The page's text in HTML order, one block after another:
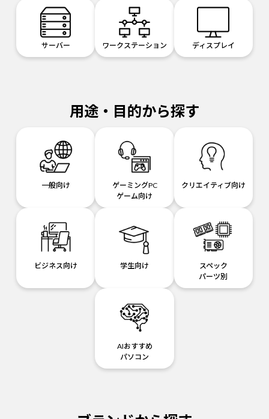
サーバー ワークステーション ディスプレイ
用途・目的から探す
一般向け
ゲーミングPC
ゲーム向け
クリエイティブ向け
ビジネス向け 学生向け
スペック
パーツ別
AIおすすめ
パソコン